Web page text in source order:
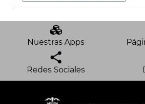
Nuestras Apps
Redes Sociales